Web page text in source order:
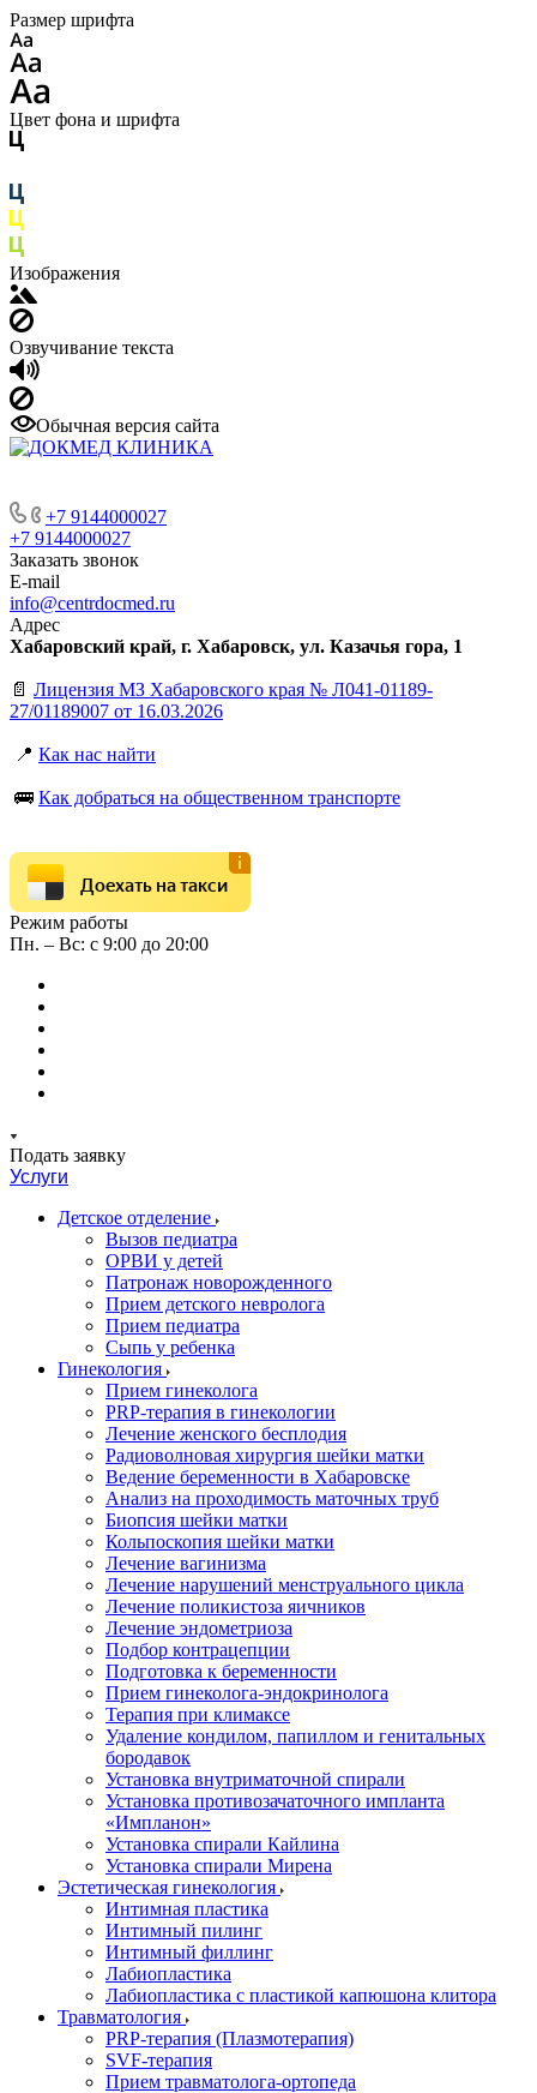
Размер шрифта
Цвет фона и шрифта
Изображения
Озвучивание текста
Обычная версия сайта
+7 9144000027
+7 9144000027
Заказать звонок
E-mail
info@centrdocmed.ru
Адрес
Хабаровский край, г. Хабаровск, ул. Казачья гора, 1
📄 Лицензия МЗ Хабаровского края № Л041-01189-
27/01189007 от 16.03.2026
📍 Как нас найти
🚌 Как добраться на общественном транспорте
Доехать на такси
Режим работы
Пн. – Вс: с 9:00 до 20:00
Подать заявку
Услуги
Детское отделение
Вызов педиатра
ОРВИ у детей
Патронаж новорожденного
Прием детского невролога
Прием педиатра
Сыпь у ребенка
Гинекология
Прием гинеколога
PRP-терапия в гинекологии
Лечение женского бесплодия
Радиоволновая хирургия шейки матки
Ведение беременности в Хабаровске
Анализ на проходимость маточных труб
Биопсия шейки матки
Кольпоскопия шейки матки
Лечение вагинизма
Лечение нарушений менструального цикла
Лечение поликистоза яичников
Лечение эндометриоза
Подбор контрацепции
Подготовка к беременности
Прием гинеколога-эндокринолога
Терапия при климаксе
Удаление кондилом, папиллом и генитальных
бородавок
Установка внутриматочной спирали
Установка противозачаточного импланта
«Импланон»
Установка спирали Кайлина
Установка спирали Мирена
Эстетическая гинекология
Интимная пластика
Интимный пилинг
Интимный филлинг
Лабиопластика
Лабиопластика с пластикой капюшона клитора
Травматология
PRP-терапия (Плазмотерапия)
SVF-терапия
Прием травматолога-ортопеда